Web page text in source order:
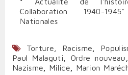
Collaboration 1940-
Nationales
Torture Racisme
Paul Malaguti
Ordre nouveau
Nazisme
Milice Marion